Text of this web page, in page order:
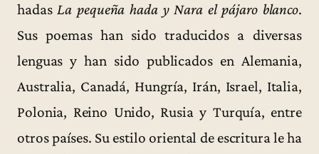
hadasLa pequeña hada y Nara el pájaro blanco.
Sus poemas han sido traducidos a diversas
lenguas y han sido publicados en Alemania,
Australia, Canadá, Hungría, Irán, Israel, Italia,
Polonia, Reino Unido, Rusia y Turquía, entre
otros países. Su estilo oriental de escritura le ha